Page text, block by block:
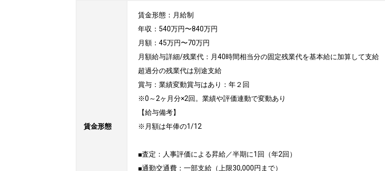
賃金形態
賃金形態：月給制
年収：540万円〜840万円
月額：45万円〜70万円
月額給与詳細/残業代：月40時間相当分の固定残業代を基本給に加算して支給
超過分の残業代は別途支給
賞与：業績変動賞与はあり：年２回
※0～2ヶ月分×2回。業績や評価連動で変動あり
【給与備考】
※月額は年俸の1/12
■査定：人事評価による昇給／半期に1回（年2回）
■通勤交通費：一部支給（上限30,000円まで）